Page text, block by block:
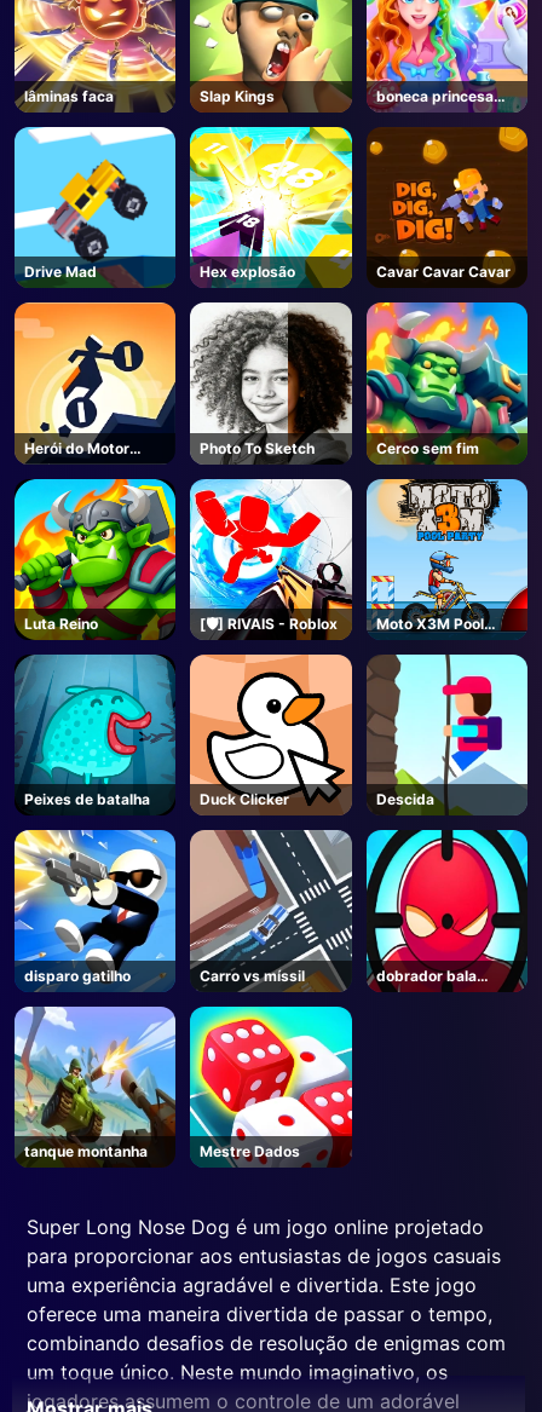
lâminas faca Slap Kings
boneca princesa
vestir
Drive Mad Hex explosão Cavar Cavar Cavar
Herói do Motor
Online
Photo To Sketch Cerco sem fim
Luta Reino [🛡️] RIVAIS - Roblox
Moto X3M Pool
Party
Peixes de batalha Duck Clicker Descida
disparo gatilho Carro vs míssil
dobrador bala
online
tanque montanha Mestre Dados
Super Long Nose Dog é um jogo online projetado
para proporcionar aos entusiastas de jogos casuais
uma experiência agradável e divertida. Este jogo
oferece uma maneira divertida de passar o tempo,
combinando desafios de resolução de enigmas com
um toque único. Neste mundo imaginativo, os
jogadores assumem o controle de um adorável